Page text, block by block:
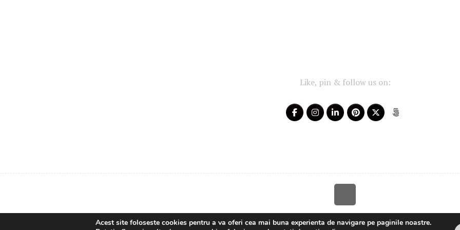
Like, pin & follow us on:
Your-Story 2014 - 2025 ~ All rights reserved
Acest site foloseste cookies pentru a va oferi cea mai buna experienta de navigare pe paginile noastre.